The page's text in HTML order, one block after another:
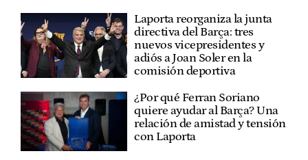
Laporta reorganiza la junta
directiva del Barça: tres
nuevos vicepresidentes y
adiós a Joan Soler en la
comisión deportiva
¿Por qué Ferran Soriano
quiere ayudar al Barça? Una
relación de amistad y tensión
con Laporta